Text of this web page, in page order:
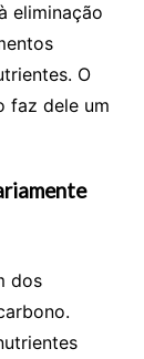
eliminação
O
faz dele um
dos